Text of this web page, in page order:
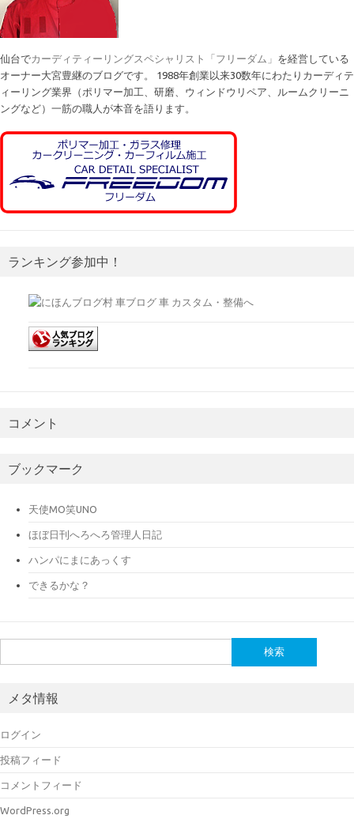
仙台でカーディティーリングスペシャリスト「フリーダム」 を経営している
オーナー大宮豊継のブログです。 1988年創業以来30数年にわたりカーディテ
ィーリング業界（ポリマー加工、研磨、ウィンドウリペア、ルームクリーニ
ングなど）一筋の職人が本音を語ります。
ランキング参加中！
コメント
ブックマーク
天使MO笑UNO
ほぼ日刊へろへろ管理人日記
ハンパにまにあっくす
できるかな？
索:
メタ情報
ログイン
投稿フィード
コメントフィード
WordPress.org